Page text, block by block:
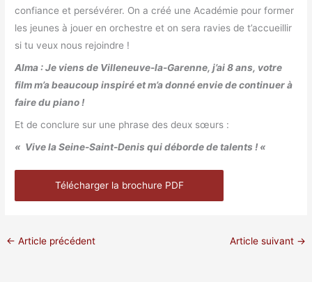
confiance et persévérer. On a créé une Académie pour former
les jeunes à jouer en orchestre et on sera ravies de t’accueillir
si tu veux nous rejoindre !
Alma : Je viens de Villeneuve-la-Garenne, j’ai 8 ans, votre
film m’a beaucoup inspiré et m’a donné envie de continuer à
faire du piano !
Et de conclure sur une phrase des deux sœurs :
« Vive la Seine-Saint-Denis qui déborde de talents ! «
Télécharger la brochure PDF
← Article précédent Article suivant →